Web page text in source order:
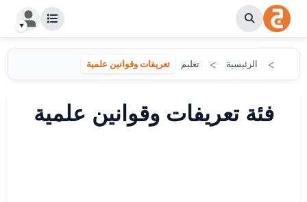
تعريفات وقوانين علمية تعليم الرئيسية
فئة تعريفات وقوانين علمية